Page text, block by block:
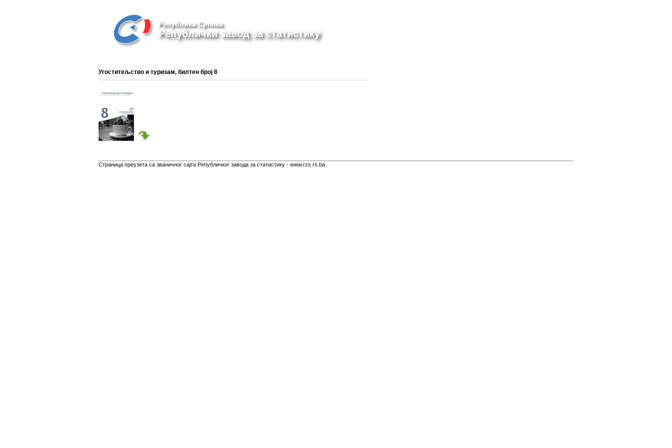
Република Српска
Републички завод за статистику
Угоститељство и туризам, билтен број 8
Страница преузета са званичног сајта Републичког завода за статистику - www.rzs.rs.ba